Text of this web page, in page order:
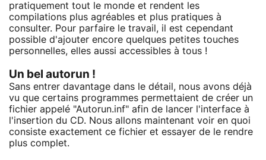
pratiquement tout le monde et rendent les
compilations plus agréables et plus pratiques à
consulter. Pour parfaire le travail, il est cependant
possible d'ajouter encore quelques petites touches
personnelles, elles aussi accessibles à tous !
Un bel autorun !
Sans entrer davantage dans le détail, nous avons déjà
vu que certains programmes permettaient de créer un
fichier appelé "Autorun.inf" afin de lancer l'interface à
l'insertion du CD. Nous allons maintenant voir en quoi
consiste exactement ce fichier et essayer de le rendre
plus complet.